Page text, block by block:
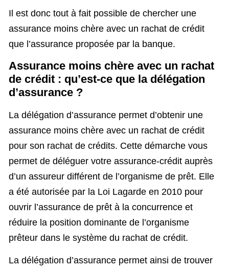
Il est donc tout à fait possible de chercher une
assurance moins chère avec un rachat de crédit
que l’assurance proposée par la banque.
Assurance moins chère avec un rachat
de crédit : qu’est-ce que la délégation
d’assurance ?
La délégation d’assurance permet d’obtenir une
assurance moins chère avec un rachat de crédit
pour son rachat de crédits. Cette démarche vous
permet de déléguer votre assurance-crédit auprès
d’un assureur différent de l’organisme de prêt. Elle
a été autorisée par la Loi Lagarde en 2010 pour
ouvrir l’assurance de prêt à la concurrence et
réduire la position dominante de l’organisme
prêteur dans le système du rachat de crédit.
La délégation d’assurance permet ainsi de trouver